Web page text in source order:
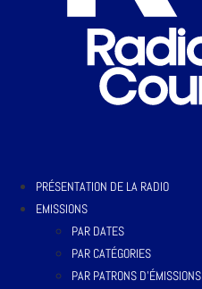
PRÉSENTATION DE LA RADIO
EMISSIONS
PAR DATES
PAR CATÉGORIES
PAR PATRONS D’ÉMISSIONS